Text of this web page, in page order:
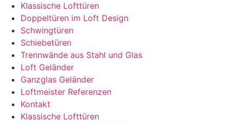
Klassische Lofttüren
Doppeltüren im Loft Design
Schwingtüren
Schiebetüren
Trennwände aus Stahl und Glas
Loft Geländer
Ganzglas Geländer
Loftmeister Referenzen
Kontakt
Klassische Lofttüren